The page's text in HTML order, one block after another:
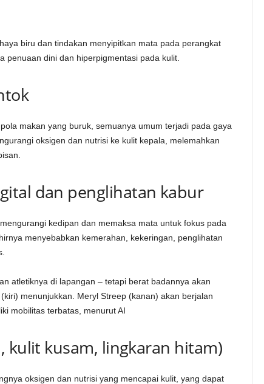
biru dan tindakan menyipitkan mata pada perangkat
penuaan dini dan hiperpigmentasi pada kulit.
makan yang buruk, semuanya umum terjadi pada gaya
oksigen dan nutrisi ke kulit kepala, melemahkan
dan penglihatan kabur
kedipan dan memaksa mata untuk fokus pada
menyebabkan kemerahan, kekeringan, penglihatan
atletiknya di lapangan – tetapi berat badannya akan
menunjukkan. Meryl Streep (kanan) akan berjalan
mobilitas terbatas, menurut AI
kulit kusam, lingkaran hitam)
oksigen dan nutrisi yang mencapai kulit, yang dapat